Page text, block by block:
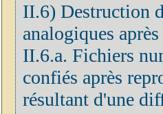
II.6) Destruction
analogiques
II.6.a. Fichiers
confiés après
résultant d'une